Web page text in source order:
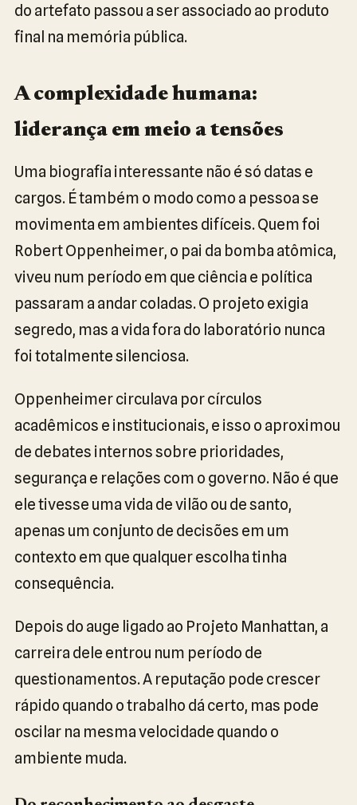
do artefato passou a ser associado ao produto
final na memória pública.
A complexidade humana:
liderança em meio a tensões
Uma biografia interessante não é só datas e
cargos. É também o modo como a pessoa se
movimenta em ambientes difíceis. Quem foi
Robert Oppenheimer, o pai da bomba atômica,
viveu num período em que ciência e política
passaram a andar coladas. O projeto exigia
segredo, mas a vida fora do laboratório nunca
foi totalmente silenciosa.
Oppenheimer circulava por círculos
acadêmicos e institucionais, e isso o aproximou
de debates internos sobre prioridades,
segurança e relações com o governo. Não é que
ele tivesse uma vida de vilão ou de santo,
apenas um conjunto de decisões em um
contexto em que qualquer escolha tinha
consequência.
Depois do auge ligado ao Projeto Manhattan, a
carreira dele entrou num período de
questionamentos. A reputação pode crescer
rápido quando o trabalho dá certo, mas pode
oscilar na mesma velocidade quando o
ambiente muda.